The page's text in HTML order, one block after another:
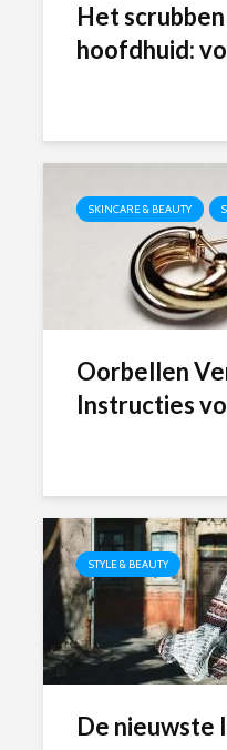
Het
hoofdhuid:
SKINCARE & BEAUTY
Oorbellen
Instructies
STYLE & BEAUTY
De nieuwste